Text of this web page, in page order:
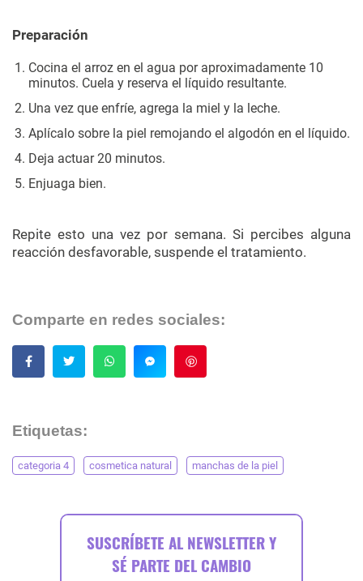
Preparación
Cocina el arroz en el agua por aproximadamente 10
minutos. Cuela y reserva el líquido resultante.
Una vez que enfríe, agrega la miel y la leche.
Aplícalo sobre la piel remojando el algodón en el líquido.
Deja actuar 20 minutos.
Enjuaga bien.
Repite esto una vez por semana. Si percibes alguna
reacción desfavorable, suspende el tratamiento.
Comparte en redes sociales:
Etiquetas:
categoria 4 cosmetica natural manchas de la piel
SUSCRÍBETE AL NEWSLETTER Y
SÉ PARTE DEL CAMBIO